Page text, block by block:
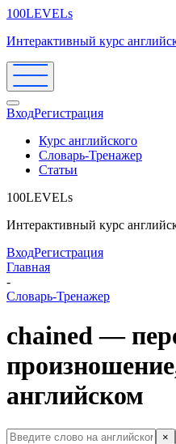
100LEVELs
Интерактивный курс
ВходРегистрация
Курс английского
Словарь-Тренажер
Статьи
100LEVELs
Интерактивный курс
ВходРегистрация
Главная
-
Словарь-Тренажер
chained —
английском
×